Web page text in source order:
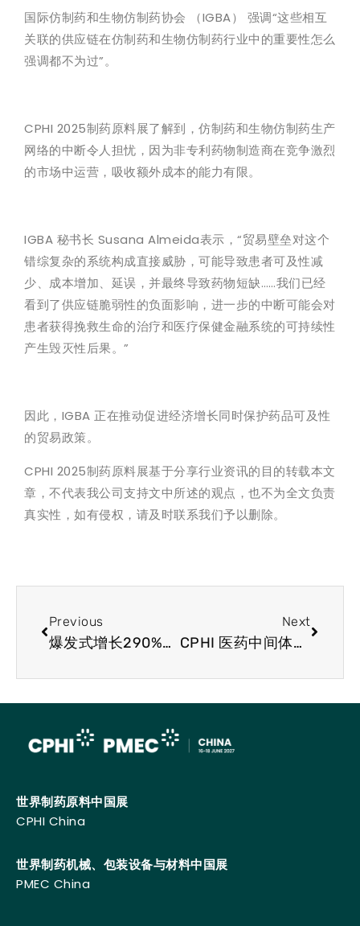
国际仿制药和生物仿制药协会 （IGBA） 强调“这些相互
关联的供应链在仿制药和生物仿制药行业中的重要性怎么
强调都不为过”。
CPHI 2025制药原料展了解到，仿制药和生物仿制药生产
网络的中断令人担忧，因为非专利药物制造商在竞争激烈
的市场中运营，吸收额外成本的能力有限。
IGBA 秘书长 Susana Almeida表示，“贸易壁垒对这个
错综复杂的系统构成直接威胁，可能导致患者可及性减
少、成本增加、延误，并最终导致药物短缺……我们已经
看到了供应链脆弱性的负面影响，进一步的中断可能会对
患者获得挽救生命的治疗和医疗保健金融系统的可持续性
产生毁灭性后果。”
因此，IGBA 正在推动促进经济增长同时保护药品可及性
的贸易政策。
CPHI 2025制药原料展基于分享行业资讯的目的转载本文
章，不代表我公司支持文中所述的观点，也不为全文负责
真实性，如有侵权，请及时联系我们予以删除。
Previous
爆发式增长290%，国内被忽视的“食材”在海外正流行
Next
CPHI 医药中间体展会简讯 MSD 将在近20亿美元的交易中推进研究性 Lp（a） 抑制剂
世界制药原料中国展
CPHI China
世界制药机械、包装设备与材料中国展
PMEC China